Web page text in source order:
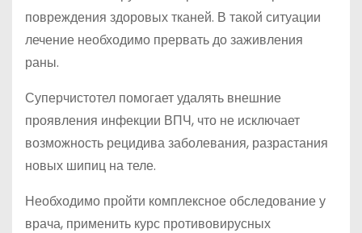
повреждения здоровых тканей. В такой ситуации
лечение необходимо прервать до заживления
раны.
Суперчистотел помогает удалять внешние
проявления инфекции ВПЧ, что не исключает
возможность рецидива заболевания, разрастания
новых шипиц на теле.
Необходимо пройти комплексное обследование у
врача, применить курс противовирусных